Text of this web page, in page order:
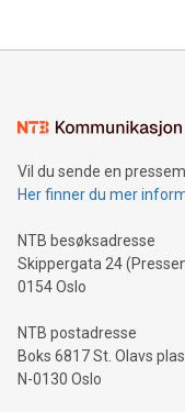
Vil du sende en
Her finner du mer
NTB besøksadresse
Skippergata 24
0154 Oslo
NTB postadresse
Boks 6817 St. Olavs
N-0130 Oslo